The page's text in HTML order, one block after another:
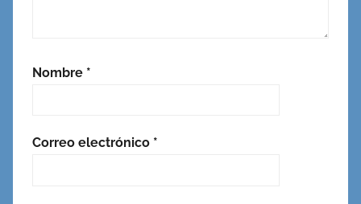
Nombre *
Correo electrónico *